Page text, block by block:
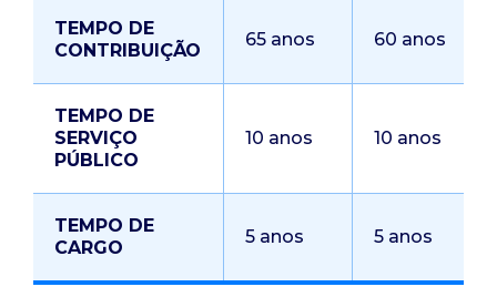
TEMPO DE
CONTRIBUIÇÃO
65 anos 60 anos
TEMPO DE
SERVIÇO
PÚBLICO
10 anos 10 anos
TEMPO DE
CARGO
5 anos 5 anos